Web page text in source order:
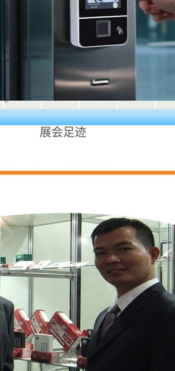
展会足迹